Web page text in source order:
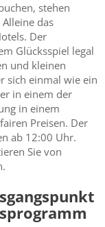
stehen
das
Der
Glücksspiel legal
und kleinen
sich einmal wie ein
in einem der
in einem
Preisen. Der
ab 12:00 Uhr.
Sie von